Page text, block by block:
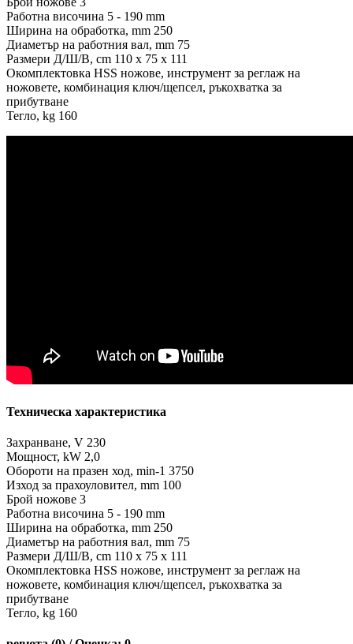
Работна височина 5 - 190 mm
Ширина на обработка, mm 250
Диаметър на работния вал, mm 75
Размери Д/Ш/В, cm 110 x 75 x 111
Окомплектовка HSS ножове, инструмент за реглаж на
ножовете, комбинация ключ/щепсел, ръкохватка за
прибутване
Тегло, kg 160
Техническа характеристика
Захранване, V 230
Мощност, kW 2,0
Обороти на празен ход, min-1 3750
Изход за прахоуловител, mm 100
Брой ножове 3
Работна височина 5 - 190 mm
Ширина на обработка, mm 250
Диаметър на работния вал, mm 75
Размери Д/Ш/В, cm 110 x 75 x 111
Окомплектовка HSS ножове, инструмент за реглаж на
ножовете, комбинация ключ/щепсел, ръкохватка за
прибутване
Тегло, kg 160